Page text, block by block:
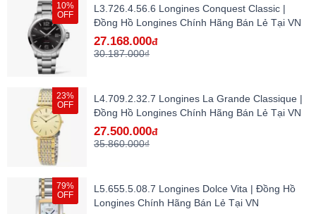
10%
OFF
L3.726.4.56.6 Longines Conquest Classic |
Đồng Hồ Longines Chính Hãng Bán Lẻ Tại VN
27.168.000đ
30.187.000₫
23%
OFF
L4.709.2.32.7 Longines La Grande Classique |
Đồng Hồ Longines Chính Hãng Bán Lẻ Tại VN
27.500.000đ
35.860.000₫
79%
OFF
L5.655.5.08.7 Longines Dolce Vita | Đồng Hồ
Longines Chính Hãng Bán Lẻ Tại VN